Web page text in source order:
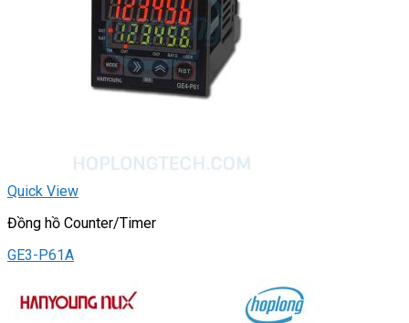
Quick View
Đồng hồ Counter/Timer
GE3-P61A